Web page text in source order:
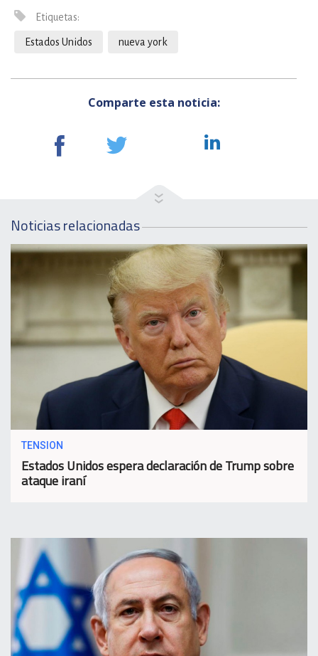
Etiquetas:
Estados Unidos nueva york
Comparte esta noticia:
Noticias relacionadas
TENSION
Estados Unidos espera declaración de Trump sobre
ataque iraní